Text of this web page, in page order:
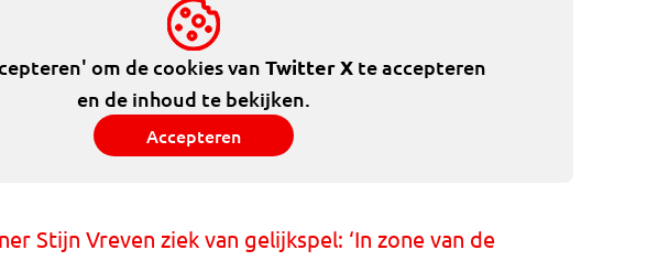
om de cookies van Twitter Xte accepteren
en de inhoud te bekijken.
Accepteren
Stijn Vreven ziek van gelijkspel: ‘In zone van de